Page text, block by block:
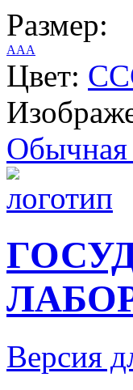
Размер:
AAA
Цвет: CC
Обычная
Версия